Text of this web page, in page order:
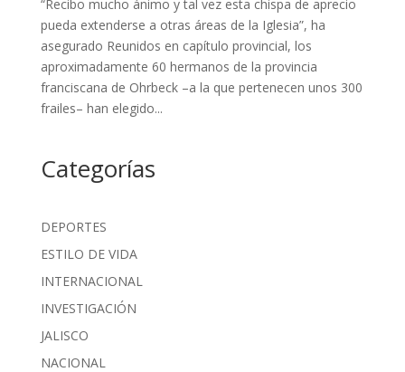
“Recibo mucho ánimo y tal vez esta chispa de aprecio
pueda extenderse a otras áreas de la Iglesia”, ha
asegurado Reunidos en capítulo provincial, los
aproximadamente 60 hermanos de la provincia
franciscana de Ohrbeck –a la que pertenecen unos 300
frailes– han elegido...
Categorías
DEPORTES
ESTILO DE VIDA
INTERNACIONAL
INVESTIGACIÓN
JALISCO
NACIONAL